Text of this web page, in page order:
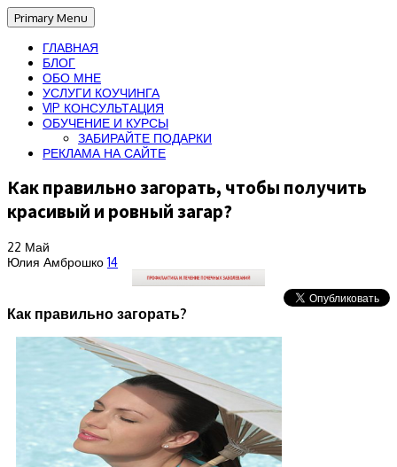
Primary Menu
ГЛАВНАЯ
БЛОГ
ОБО МНЕ
УСЛУГИ КОУЧИНГА
VIP КОНСУЛЬТАЦИЯ
ОБУЧЕНИЕ И КУРСЫ
ЗАБИРАЙТЕ ПОДАРКИ
РЕКЛАМА НА САЙТЕ
Как правильно загорать, чтобы получить
красивый и ровный загар?
22 Май
Юлия Амброшко 14
Как правильно загорать?